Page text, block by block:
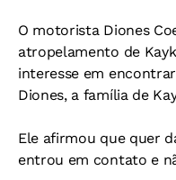
O motorista Diones
atropelamento de
interesse em
Diones, a família de
Ele afirmou que quer
entrou em contato e